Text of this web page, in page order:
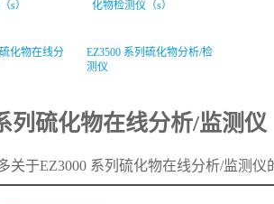
化物在线分
EZ3500 系列硫化物分析/检
测仪
列硫化物在线分析/监测仪
于EZ3000 系列硫化物在线分析/监测仪